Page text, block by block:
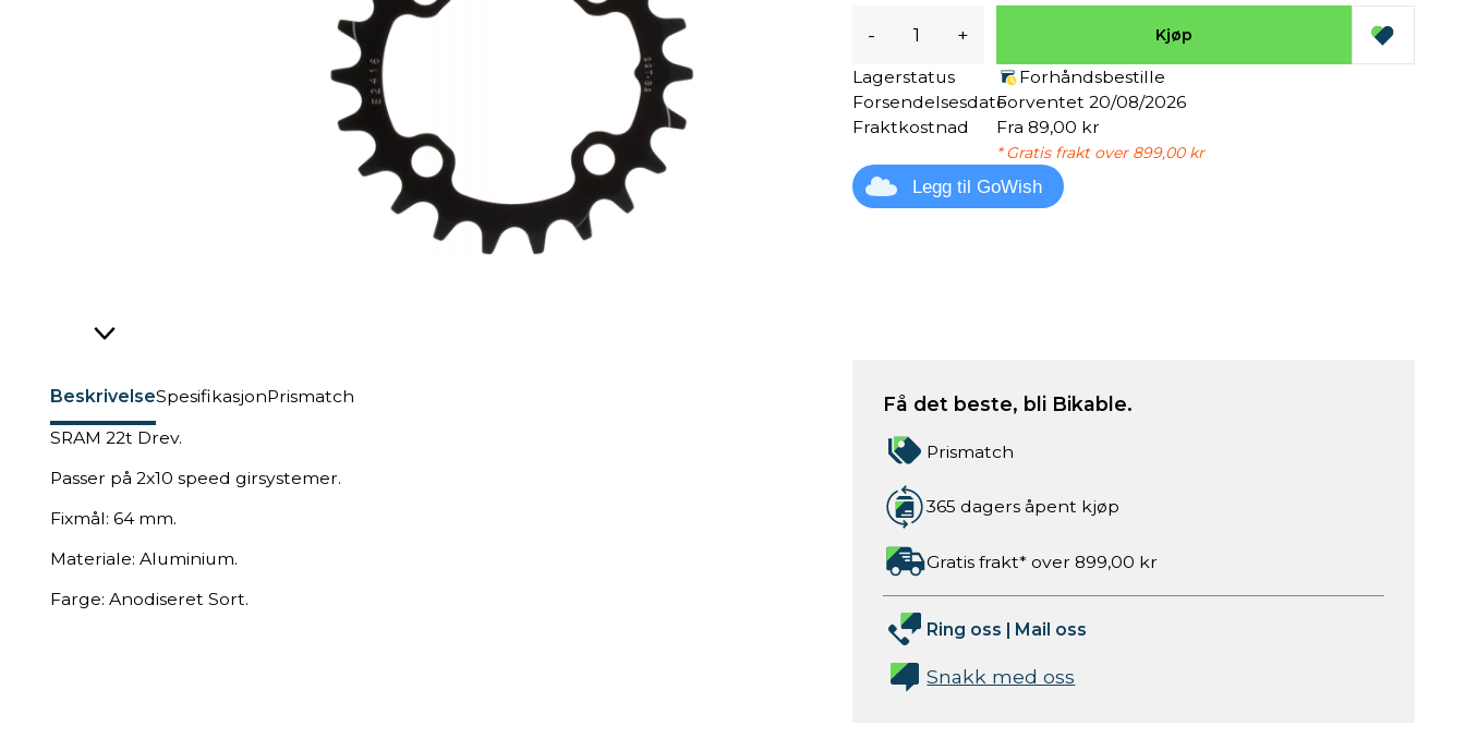
BeskrivelseSpesifikasjonPrismatch
SRAM 22t Drev.
Passer på 2x10 speed girsystemer.
Fixmål: 64 mm.
Materiale: Aluminium.
Farge: Anodiseret Sort.
- + Kjøp
Lagerstatus
Forhåndsbestille
ForsendelsesdatoForventet 20/08/2026
Fraktkostnad
Fra 89,00 kr
* Gratis frakt over 899,00 kr
Legg til GoWish
Få det beste, bli Bikable.
Prismatch
365 dagers åpent kjøp
Gratis frakt* over 899,00 kr
Ring oss | Mail oss
Snakk med oss